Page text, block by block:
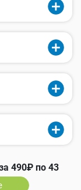
490₽ по 43